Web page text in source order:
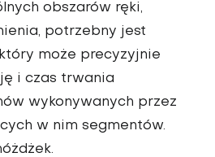
obszarów ręki,
potrzebny jest
może precyzyjnie
i czas trwania
wykonywanych przez
w nim segmentów.